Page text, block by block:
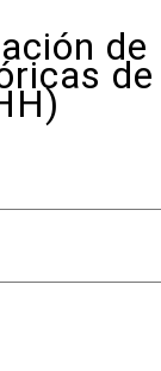
de
de